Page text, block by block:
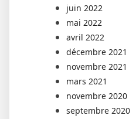
juin 2022
mai 2022
avril 2022
décembre 2021
novembre 2021
mars 2021
novembre 2020
septembre 2020